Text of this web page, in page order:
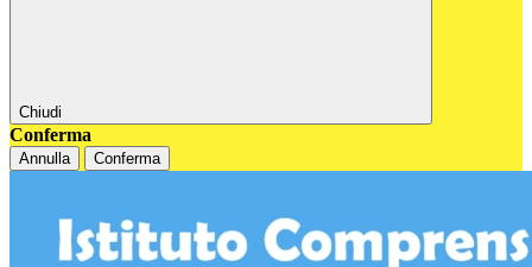
Chiudi
Conferma
Annulla Conferma